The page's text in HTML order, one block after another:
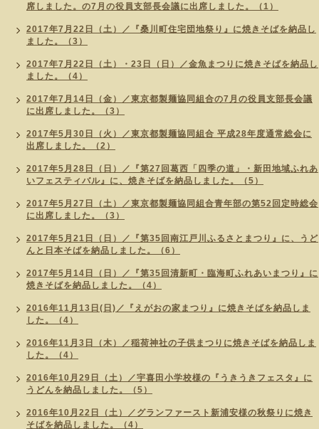
席しました。の7月の役員支部長会議に出席しました。（1）
2017年7月22日（土）／『桑川町住宅団地祭り』に焼きそばを納品し
ました。（3）
2017年7月22日（土）・23日（日）／金魚まつりに焼きそばを納品し
ました。（4）
2017年7月14日（金）／東京都製麺協同組合の7月の役員支部長会議
に出席しました。（3）
2017年5月30日（火）／東京都製麺協同組合 平成28年度通常総会に
出席しました。（2）
2017年5月28日（日）／『第27回葛西「四季の道」・新田地域ふれあ
いフェスティバル』に、焼きそばを納品しました。（5）
2017年5月27日（土）／東京都製麺協同組合青年部の第52回定時総会
に出席しました。（3）
2017年5月21日（日）／『第35回南江戸川ふるさとまつり』に、うど
んと日本そばを納品しました。（6）
2017年5月14日（日）／『第35回清新町・臨海町ふれあいまつり』に
焼きそばを納品しました。（4）
2016年11月13日(日)／『えがおの家まつり』に焼きそばを納品しま
した。（4）
2016年11月3日（木）／稲荷神社の子供まつりに焼きそばを納品しま
した。（4）
2016年10月29日（土）／宇喜田小学校様の『うきうきフェスタ』に
うどんを納品しました。（5）
2016年10月22日（土）／グランファースト新浦安様の秋祭りに焼き
そばを納品しました。（4）